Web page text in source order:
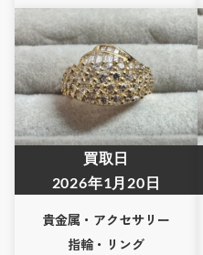
買取日
2026年1月20日
貴金属・アクセサリー
指輪・リング